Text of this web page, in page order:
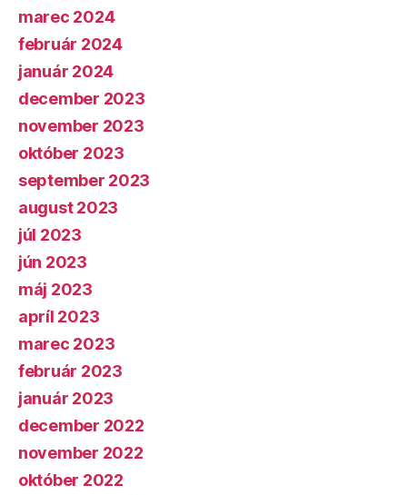
marec 2024
február 2024
január 2024
december 2023
november 2023
október 2023
september 2023
august 2023
júl 2023
jún 2023
máj 2023
apríl 2023
marec 2023
február 2023
január 2023
december 2022
november 2022
október 2022